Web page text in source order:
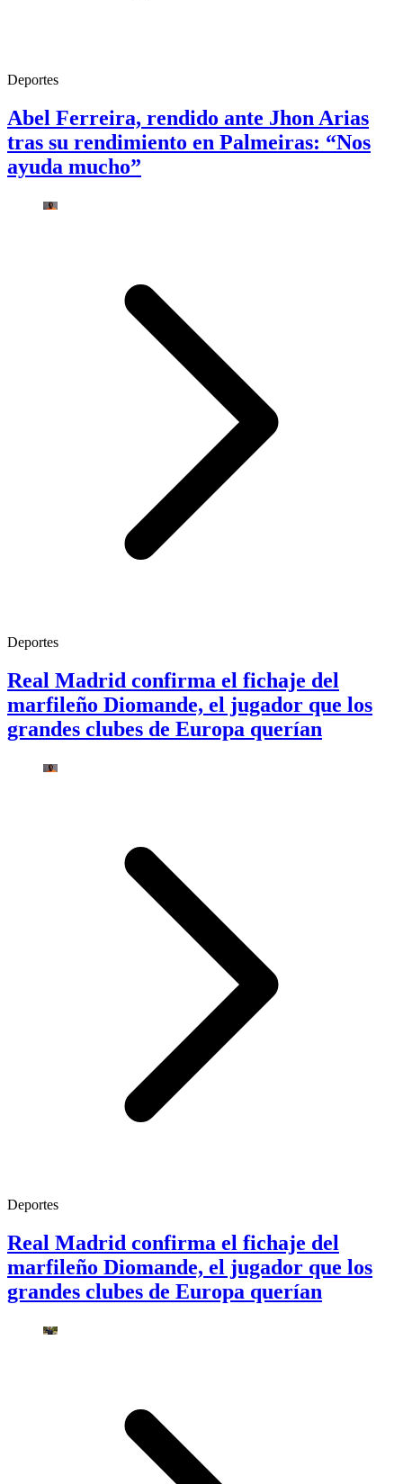
Deportes
Abel Ferreira, rendido ante Jhon Arias
tras su rendimiento en Palmeiras: “Nos
ayuda mucho”
Deportes
Real Madrid confirma el fichaje del
marfileño Diomande, el jugador que los
grandes clubes de Europa querían
Deportes
Real Madrid confirma el fichaje del
marfileño Diomande, el jugador que los
grandes clubes de Europa querían